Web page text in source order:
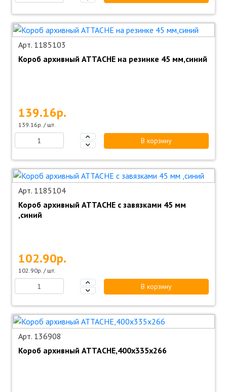
Арт. 1185103
Короб архивный ATTACHE на резинке 45 мм,синий
139.16р.
139.16р. / шт.
В корзину
Арт. 1185104
Короб архивный ATTACHE с завязками 45 мм
,синий
102.90р.
102.90р. / шт.
В корзину
Арт. 136908
Короб архивный ATTACHE,400x335x266